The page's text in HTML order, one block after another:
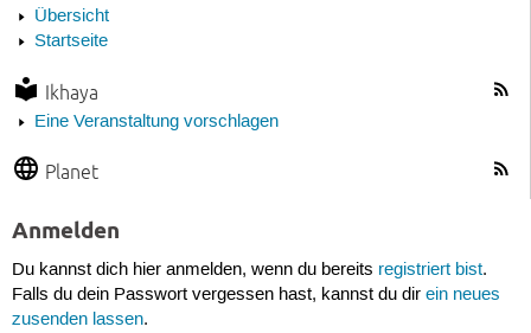
Übersicht
Startseite
Ikhaya
Eine Veranstaltung vorschlagen
Planet
Anmelden
Du kannst dich hier anmelden, wenn du bereits registriert bist.
Falls du dein Passwort vergessen hast, kannst du dir ein neues
zusenden lassen.